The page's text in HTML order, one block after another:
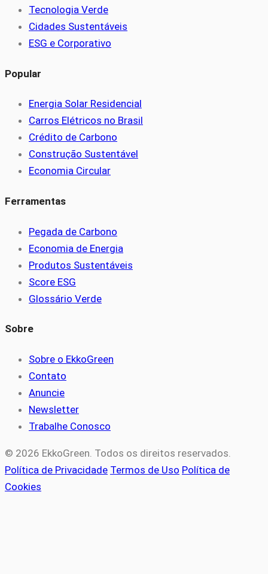
Tecnologia Verde
Cidades Sustentáveis
ESG e Corporativo
Popular
Energia Solar Residencial
Carros Elétricos no Brasil
Crédito de Carbono
Construção Sustentável
Economia Circular
Ferramentas
Pegada de Carbono
Economia de Energia
Produtos Sustentáveis
Score ESG
Glossário Verde
Sobre
Sobre o EkkoGreen
Contato
Anuncie
Newsletter
Trabalhe Conosco
© 2026 EkkoGreen. Todos os direitos reservados.
Política de Privacidade Termos de Uso Política de
Cookies